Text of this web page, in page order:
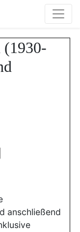
(1930-
anschließend